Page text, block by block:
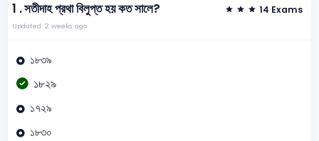
1 .সতীদাহ প্রথা বিলুপ্ত হয় কত সালে? 14 Exams
Updated: 2 weeks ago
১৮৩৯
১৮২৯
১৭২৯
১৮৩০